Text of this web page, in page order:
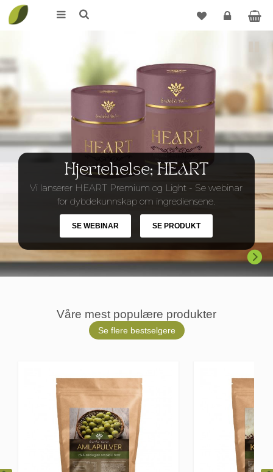
Hjertehelse; HEART
Vi lanserer HEART Premium og Light - Se webinar
for dybdekunnskap om ingrediensene.
SE WEBINAR SE PRODUKT
Våre mest populære produkter
Se flere bestselgere